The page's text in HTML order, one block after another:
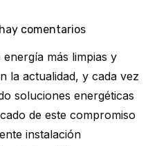
comentarios
más limpias y
la actualidad, y cada vez
soluciones energéticas
de este compromiso
instalación